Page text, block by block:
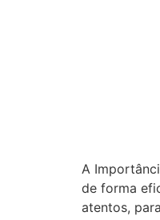
A
de forma
atentos,